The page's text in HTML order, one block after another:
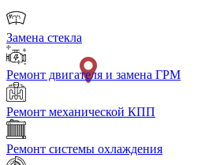
Замена стекла
Ремонт двигателя и замена ГРМ
Ремонт механической КПП
Ремонт системы охлаждения